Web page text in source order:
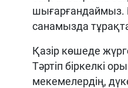
шығарғандаймыз.
санамызда
Қазір көшеде
Тәртіп біркелкі
мекемелердің,